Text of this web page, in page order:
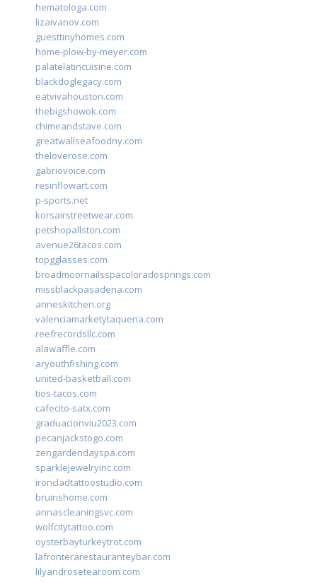
hematologa.com
lizaivanov.com
guesttinyhomes.com
home-plow-by-meyer.com
palatelatincuisine.com
blackdoglegacy.com
eatvivahouston.com
thebigshowok.com
chimeandstave.com
greatwallseafoodny.com
theloverose.com
gabriovoice.com
resinflowart.com
p-sports.net
korsairstreetwear.com
petshopallston.com
avenue26tacos.com
topgglasses.com
broadmoornailsspacoloradosprings.com
missblackpasadena.com
anneskitchen.org
valenciamarketytaqueria.com
reefrecordsllc.com
alawaffle.com
aryouthfishing.com
united-basketball.com
tios-tacos.com
cafecito-satx.com
graduacionviu2023.com
pecanjackstogo.com
zengardendayspa.com
sparklejewelryinc.com
ironcladtattoostudio.com
bruinshome.com
annascleaningsvc.com
wolfcitytattoo.com
oysterbayturkeytrot.com
lafronterarestauranteybar.com
lilyandrosetearoom.com